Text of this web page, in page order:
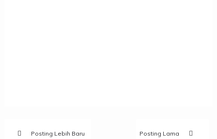
Posting Lebih Baru Posting Lama